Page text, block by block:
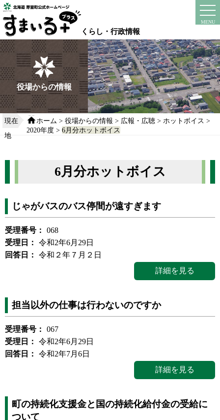
本
文
へ
移
動
る
くらし・行政情報
MENU
instagram
役場からの情報
現在
地
ホーム >役場からの情報 > 広報・広聴 > ホットボイス >
2020年度 >6月分ホットボイス
6月分ホットボイス
じゃがバスのバス停間が遠すぎます
受理番号：
068
受理日：
令和2年6月29日
回答日：
令和２年７月２日
詳細を見る
担当以外の仕事は行わないのですか
受理番号：
067
受理日：
令和2年6月29日
回答日：
令和2年7月6日
詳細を見る
町の持続化支援金と国の持続化給付金の受給に
ついて